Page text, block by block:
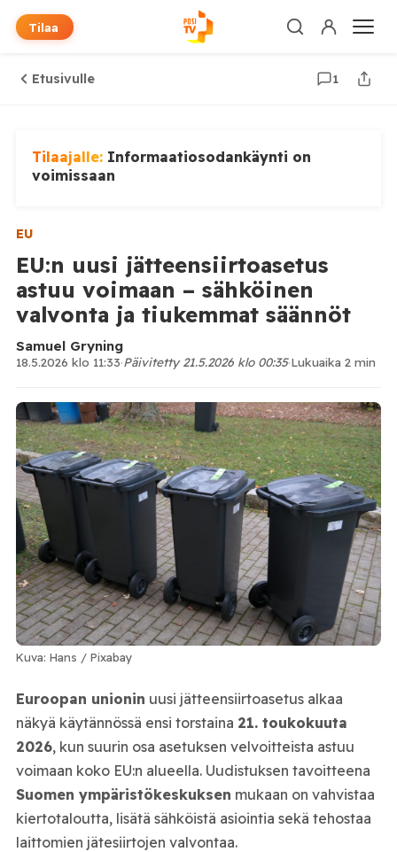
Tilaa
Etusivulle 1
Tilaajalle: Informaatiosodankäynti on
voimissaan
EU
EU:n uusi jätteensiirtoasetus
astuu voimaan – sähköinen
valvonta ja tiukemmat säännöt
Samuel Gryning
18.5.2026 klo 11:33·Päivitetty 21.5.2026 klo 00:35·Lukuaika 2 min
Kuva: Hans / Pixabay
Euroopan unionin uusi jätteensiirtoasetus alkaa
näkyä käytännössä ensi torstaina 21. toukokuuta
2026, kun suurin osa asetuksen velvoitteista astuu
voimaan koko EU:n alueella. Uudistuksen tavoitteena
Suomen ympäristökeskuksen mukaan on vahvistaa
kiertotaloutta, lisätä sähköistä asiointia sekä tehostaa
laittomien jätesiirtojen valvontaa.